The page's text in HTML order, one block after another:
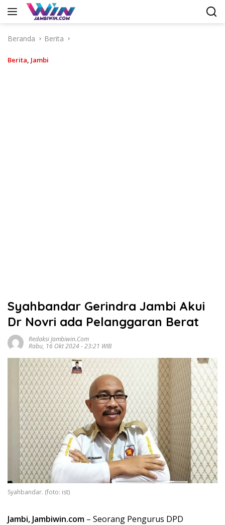
Langsung
Beranda
Berita
Berita, Jambi
Syahbandar Gerindra Jambi Akui
Dr Novri ada Pelanggaran Berat
Redaksi Jambiwin.com
Rabu, 16 Okt 2024 - 23:21 WIB
Syahbandar. (foto: ist)
Jambi, Jambiwin.com – Seorang Pengurus DPD